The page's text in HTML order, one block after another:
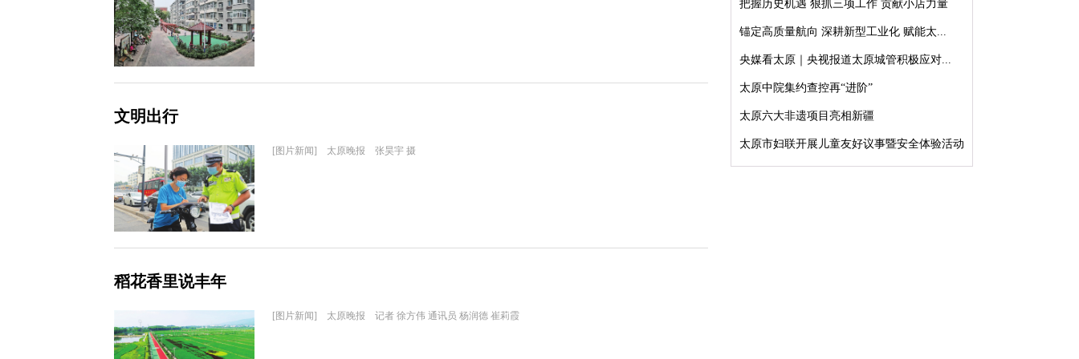
文明出行
[图片新闻] 太原晚报 张昊宇 摄
稻花香里说丰年
[图片新闻] 太原晚报 记者 徐方伟 通讯员 杨润德 崔莉霞
把握历史机遇 狠抓三项工作 贡献小店力量
锚定高质量航向 深耕新型工业化 赋能太...
央媒看太原｜央视报道太原城管积极应对...
太原中院集约查控再“进阶”
太原六大非遗项目亮相新疆
太原市妇联开展儿童友好议事暨安全体验活动